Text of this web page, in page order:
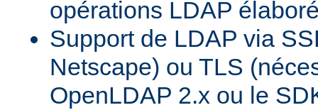
opérations LDAP
Support de LDAP via
Netscape) ou TLS
OpenLDAP 2.x ou le